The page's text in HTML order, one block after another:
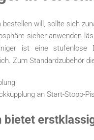
will, sollte sich
sicher anwenden
ist eine stufenlose
Zum Standardzubehör
an Start-Stopp-